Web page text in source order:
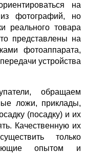
на
фотографий, но
реального товара
представлены на
фотоаппарата,
устройства
обращаем
ложи, приклады,
(посадку) и их
Качественную их
только
опытом и